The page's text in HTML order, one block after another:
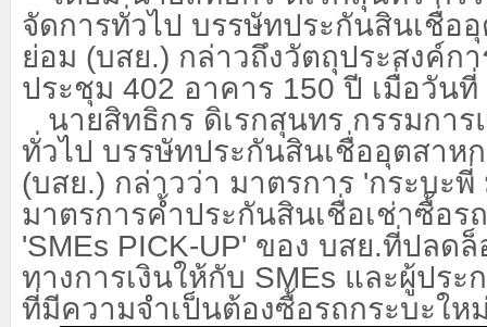
จัดการทั่วไป บรรษัทประกันสินเชื่อ
ย่อม (บสย.) กล่าวถึงวัตถุประสงค์ก
ประชุม 402 อาคาร 150 ปี เมื่อวัน
นายสิทธิกร ดิเรกสุนทร กรรมการ
ทั่วไป บรรษัทประกันสินเชื่ออุตสาห
(บสย.) กล่าวว่า มาตรการ 'กระบะพี่
มาตรการค้ำประกันสินเชื่อเช่าซื้อร
'SMEs PICK-UP' ของ บสย.ที่ปลด
ทางการเงินให้กับ SMEs และผู้ประ
ที่มีความจำเป็นต้องซื้อรถกระบะให